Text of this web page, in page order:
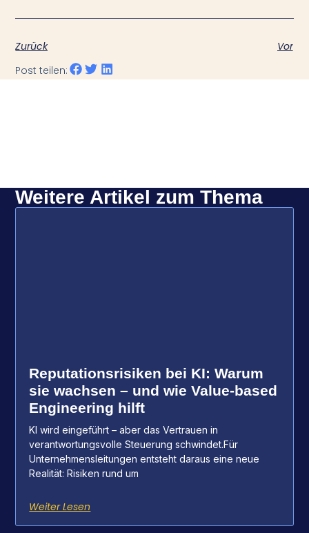
Zurück
Vor
Post teilen:
Weitere Artikel zum Thema
Reputationsrisiken bei KI: Warum
sie wachsen – und wie Value-based
Engineering hilft
KI wird eingeführt – aber das Vertrauen in
verantwortungsvolle Steuerung schwindet.Für
Unternehmensleitungen entsteht daraus eine neue
Realität: Risiken rund um
Weiter Lesen